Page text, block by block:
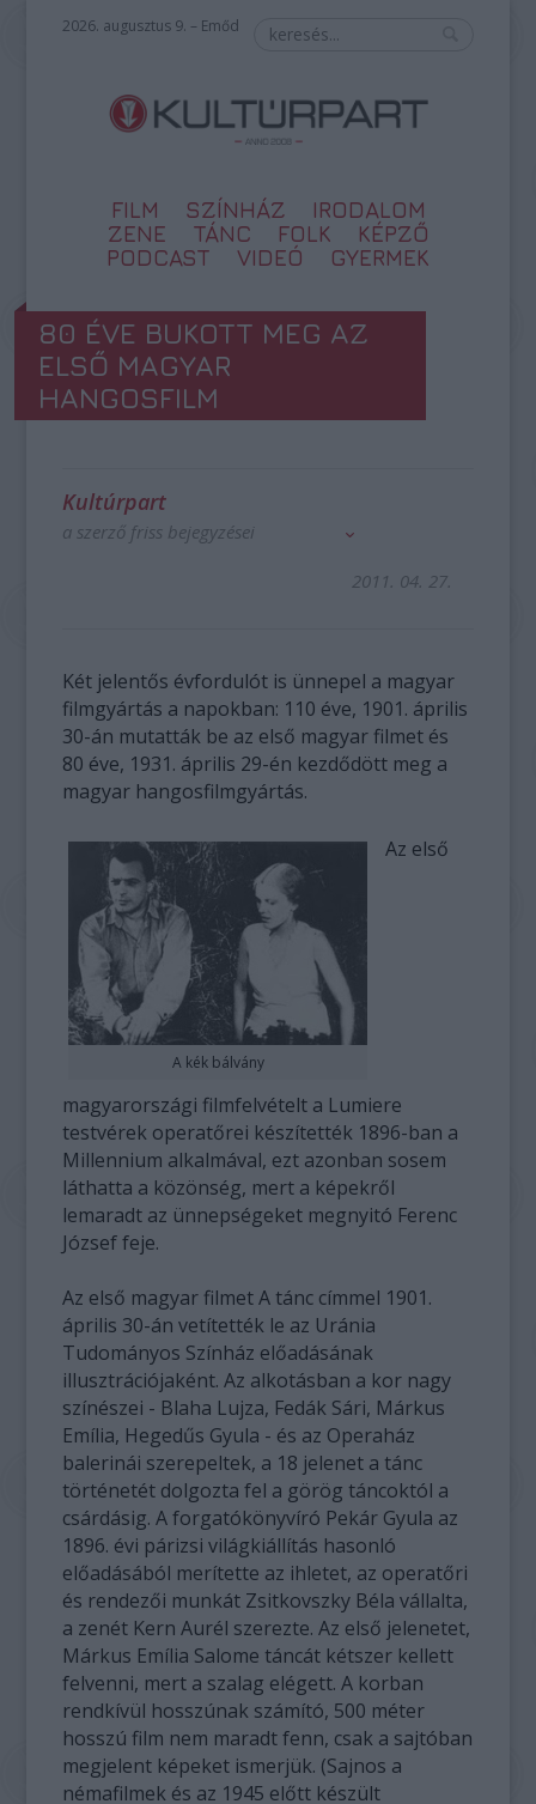
2026. augusztus 9. – Emőd
FILM SZÍNHÁZ
IRODALOM
ZENE
TÁNC FOLK
KÉPZŐ
PODCAST
VIDEÓ GYERMEK
80 ÉVE BUKOTT MEG AZ
ELSŐ MAGYAR
HANGOSFILM
Kultúrpart
a szerző friss bejegyzései
2011. 04. 27.
Két jelentős évfordulót is ünnepel a magyar
filmgyártás a napokban: 110 éve, 1901. április
30-án mutatták be az első magyar filmet és
80 éve, 1931. április 29-én kezdődött meg a
magyar hangosfilmgyártás.
A kék bálvány
Az első
magyarországi filmfelvételt a Lumiere
testvérek operatőrei készítették 1896-ban a
Millennium alkalmával, ezt azonban sosem
láthatta a közönség, mert a képekről
lemaradt az ünnepségeket megnyitó Ferenc
József feje.
Az első magyar filmet A tánc címmel 1901.
április 30-án vetítették le az Uránia
Tudományos Színház előadásának
illusztrációjaként. Az alkotásban a kor nagy
színészei - Blaha Lujza, Fedák Sári, Márkus
Emília, Hegedűs Gyula - és az Operaház
balerinái szerepeltek, a 18 jelenet a tánc
történetét dolgozta fel a görög táncoktól a
csárdásig. A forgatókönyvíró Pekár Gyula az
1896. évi párizsi világkiállítás hasonló
előadásából merítette az ihletet, az operatőri
és rendezői munkát Zsitkovszky Béla vállalta,
a zenét Kern Aurél szerezte. Az első jelenetet,
Márkus Emília Salome táncát kétszer kellett
felvenni, mert a szalag elégett. A korban
rendkívül hosszúnak számító, 500 méter
hosszú film nem maradt fenn, csak a sajtóban
megjelent képeket ismerjük. (Sajnos a
némafilmek és az 1945 előtt készült